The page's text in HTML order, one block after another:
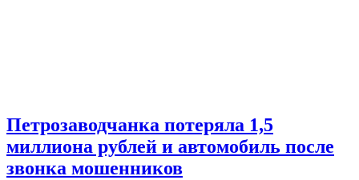
Петрозаводчанка потеряла 1,5
миллиона рублей и автомобиль после
звонка мошенников